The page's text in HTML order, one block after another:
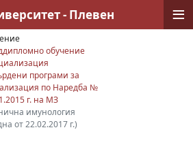
обучение
програми за
по Наредба №
г. на МЗ
имунология
от 22.02.2017 г.)
- Плевен ≡